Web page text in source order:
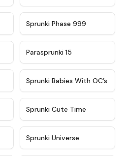
Sprunki Phase 999
Parasprunki 15
★ 4.8
Sprunki Babies With OC’s
Sprunki Cute Time
Sprunki Universe